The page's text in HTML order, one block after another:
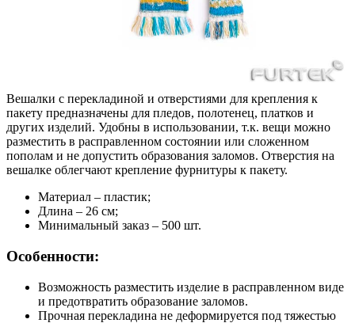
Вешалки с перекладиной и отверстиями для крепления к
пакету предназначены для пледов, полотенец, платков и
других изделий. Удобны в использовании, т.к. вещи можно
разместить в расправленном состоянии или сложенном
пополам и не допустить образования заломов. Отверстия на
вешалке облегчают крепление фурнитуры к пакету.
Материал – пластик;
Длина – 26 см;
Минимальный заказ – 500 шт.
Особенности:
Возможность разместить изделие в расправленном виде
и предотвратить образование заломов.
Прочная перекладина не деформируется под тяжестью